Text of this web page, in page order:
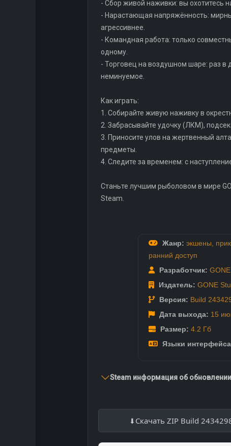
- Сбор живой наживки: вы охотитесь
- Нарастающая напряжённость:
агрессивнее.
- Командная работа: только
одному.
- Торговец на воздушном шаре: раз
неминуемое.
Как играть:
1. Собирайте живую наживку в
2. Забрасывайте удочку (ЛКМ),
3. Приносите улов на жертвенный
предметы.
4. Следите за временем: с
Станьте лучшим рыболовом в мире
Steam.
Жанр: экшены,
ранний доступ
Разработчик:
Издатель: GONE
Версия: Build
Дата выхода: 15
Размер: 4.2 Гб
Языки
Steam информация об
Скачать ZIP Build